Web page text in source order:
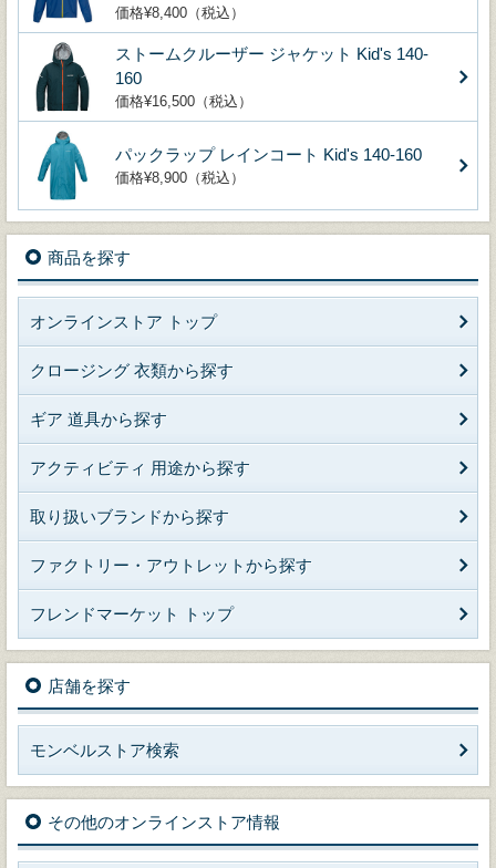
価格¥8,400（税込）
ストームクルーザー ジャケット Kid's 140-
160
価格¥16,500（税込）
パックラップ レインコート Kid's 140-160
価格¥8,900（税込）
商品を探す
オンラインストア トップ
クロージング 衣類から探す
ギア 道具から探す
アクティビティ 用途から探す
取り扱いブランドから探す
ファクトリー・アウトレットから探す
フレンドマーケット トップ
店舗を探す
モンベルストア検索
その他のオンラインストア情報